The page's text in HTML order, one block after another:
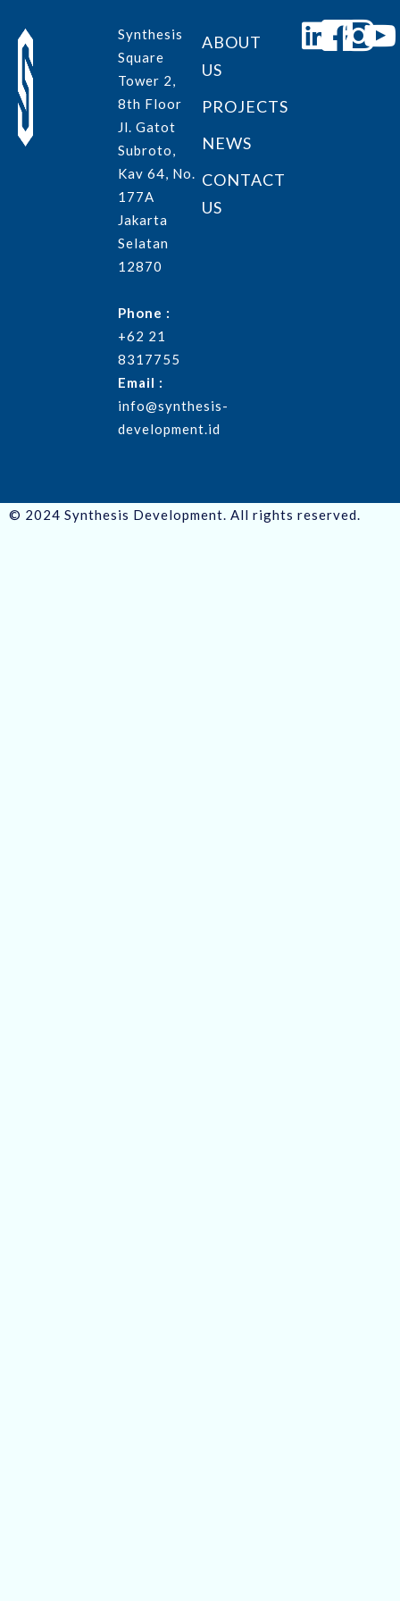
Synthesis
Square
Tower 2,
8th Floor
Jl. Gatot
Subroto,
Kav 64, No.
177A
Jakarta
Selatan
12870
Phone :
+62 21
8317755
Email :
info@synthesis-
development.id
ABOUT
US
PROJECTS
NEWS
CONTACT
US
© 2024 Synthesis Development. All rights reserved.